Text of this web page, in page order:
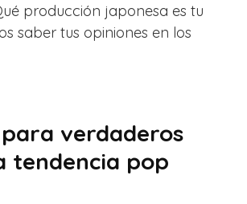
producción japonesa es tu
saber tus opiniones en los
verdaderos
tendencia pop